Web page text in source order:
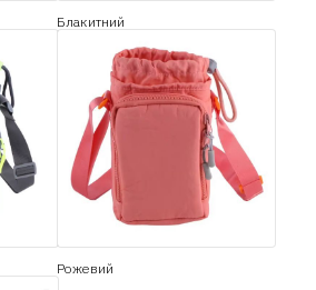
Блакитний
Рожевий